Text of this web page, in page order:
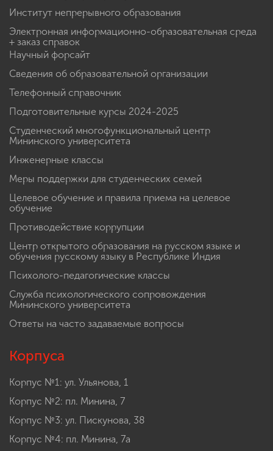
Институт непрерывного образования
Электронная информационно-образовательная среда
+ заказ справок
Научный форсайт
Сведения об образовательной организации
Телефонный справочник
Подготовительные курсы 2024-2025
Студенческий многофункциональный центр
Мининского университета
Инженерные классы
Меры поддержки для студенческих семей
Целевое обучение и правила приема на целевое
обучение
Противодействие коррупции
Центр открытого образования на русском языке и
обучения русскому языку в Республике Индия
Психолого-педагогические классы
Служба психологического сопровождения
Мининского университета
Ответы на часто задаваемые вопросы
Корпуса
Корпус №1: ул. Ульянова, 1
Корпус №2: пл. Минина, 7
Корпус №3: ул. Пискунова, 38
Корпус №4: пл. Минина, 7а